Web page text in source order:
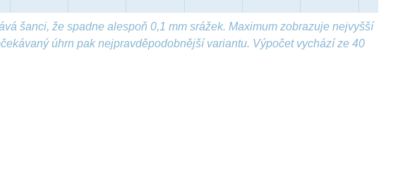
šanci, že spadne alespoň 0,1 mm srážek. Maximum zobrazuje nejvyšší
úhrn pak nejpravděpodobnější variantu. Výpočet vychází ze 40